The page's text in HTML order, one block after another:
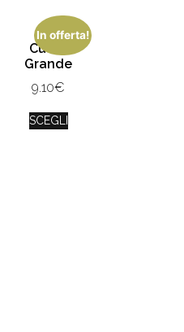
In offerta!
Cuore
Grande
9.10€
SCEGLI